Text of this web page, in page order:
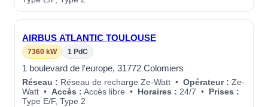
AIRBUS ATLANTIC TOULOUSE
7360 kW 1 PdC
1 boulevard de l'europe, 31772 Colomiers
Réseau : Réseau de recharge Ze-Watt • Opérateur : Ze-
Watt • Accès : Accès libre • Horaires : 24/7 • Prises :
Type E/F, Type 2